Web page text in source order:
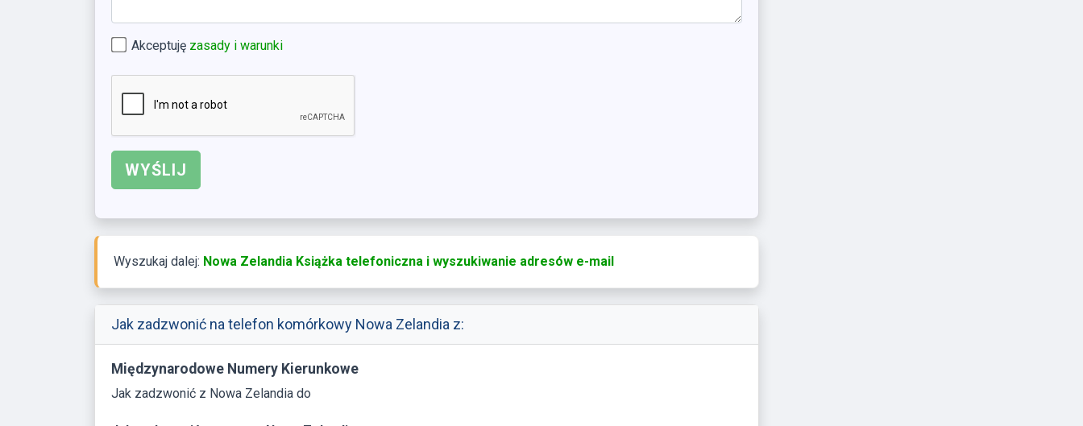
Akceptuję zasady i warunki
Wyszukaj dalej: Nowa Zelandia Książka telefoniczna i wyszukiwanie adresów e-mail
Jak zadzwonić na telefon komórkowy Nowa Zelandia z:
Międzynarodowe Numery Kierunkowe
Jak zadzwonić z Nowa Zelandia do